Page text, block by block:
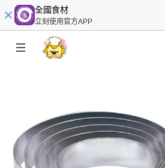
全國食材
立刻使用官方APP